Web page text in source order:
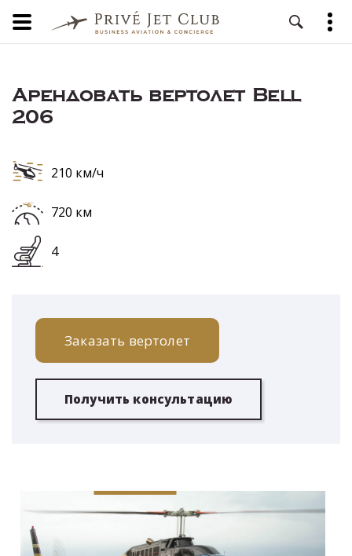
Арендовать вертолет Bell
206
210 км/ч
720 км
4
Заказать вертолет
Получить консультацию